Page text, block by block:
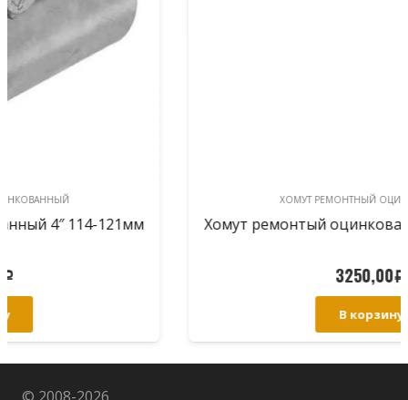
ХОМУТ РЕМОНТНЫЙ ОЦИНКОВАННЫЙ
Хомут ремонтый оцинкованный 6″ 159-172мм